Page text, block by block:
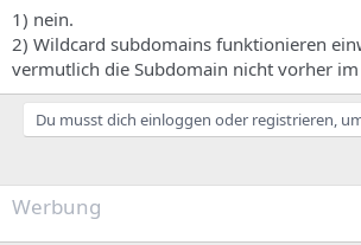
1) nein.
2) Wildcard subdomains funktionieren
vermutlich die Subdomain nicht vorher im
Du musst dich einloggen oder registrieren,
Werbung